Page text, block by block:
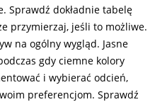
Sprawdź dokładnie tabelę
przymierzaj, jeśli to możliwe.
na ogólny wygląd. Jasne
gdy ciemne kolory
i wybierać odcień,
preferencjom. Sprawdź